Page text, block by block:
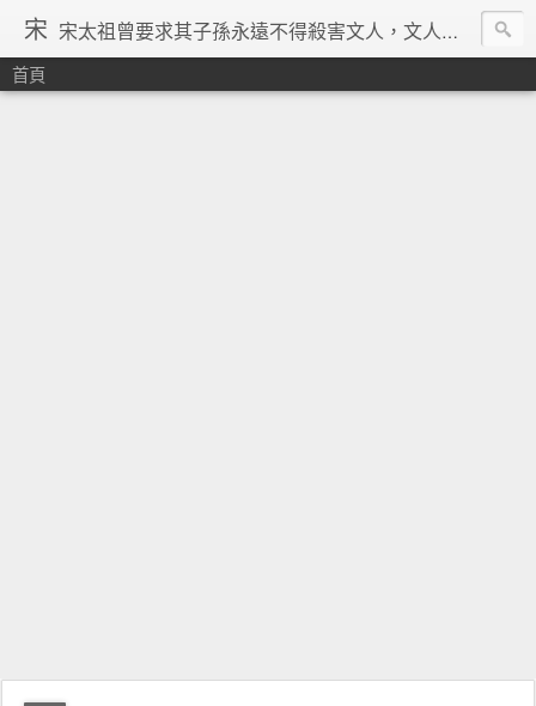
宋 宋太祖曾要求其子孫永遠不得殺害文人，文人在宋朝地位得到了空前的提升，重文輕武的風氣在宋朝達到了極致，「好男不當兵」「學而優則仕」等俗諺都是出在宋朝。在理學的興起、宗教勢力退潮、言論控制降低、市民文化興起、商品經濟繁榮與印刷術的發明等一系列背景下，宋朝優秀文人輩出，知識份子自覺意識空前覺醒。其後中國由於蒙古的入侵並對文人採取敵視政策，加上明清的八股文與文字獄嚴重壓制學人思想自由發揮，中國再也沒有出現過象宋朝一樣興盛的文化景象。 ─維基百科宋朝條下
首頁